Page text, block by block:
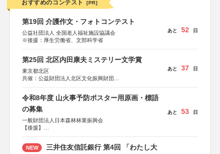
おすすめのコンテスト [PR]
第19回 介護作文・フォトコンテスト
公益社団法人 全国老人福祉施設協議会
※後援：厚生労働省、文部科学省
あと 52 日
第25回 北区内田康夫ミステリー文学賞
東京都北区
共催：公益財団法人北区文化振興財団
協賛：株式会社実業之日本社
あと 37 日
令和8年度 山火事予防ポスター用原画・標語
の募集
一般財団法人日本森林林業振興会
【後援】
会、森林火災対策協会
あと 53 日
NEW
三井住友信託銀行 第4回 「わたし大